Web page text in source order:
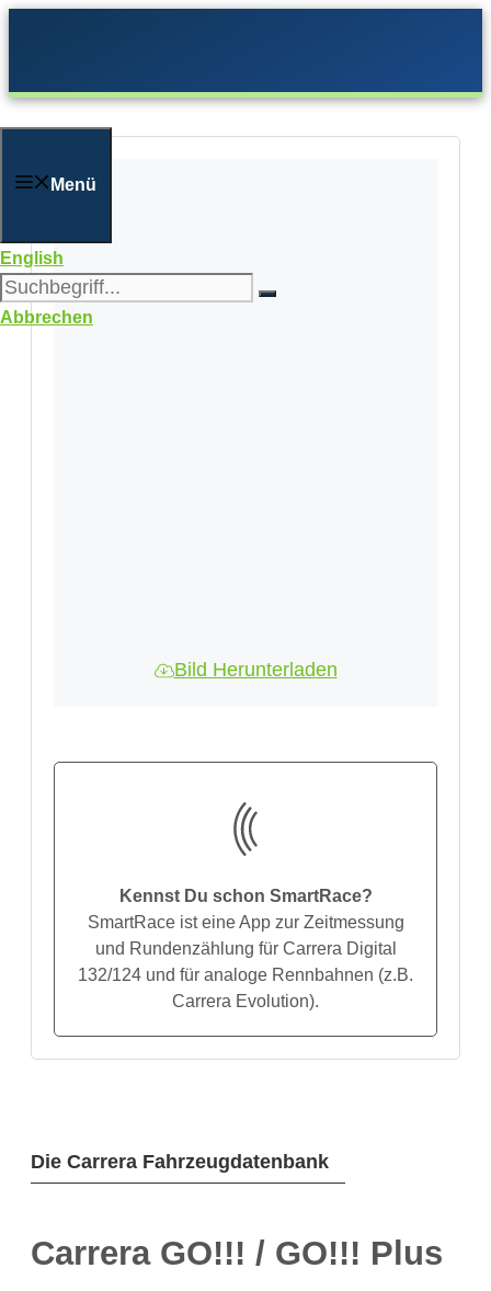
Menü
English
Abbrechen
Die Carrera Fahrzeugdatenbank
Carrera GO!!! / GO!!! Plus
Bild Herunterladen
Kennst Du schon SmartRace?
SmartRace ist eine App zur Zeitmessung
und Rundenzählung für Carrera Digital
132/124 und für analoge Rennbahnen (z.B.
Carrera Evolution).